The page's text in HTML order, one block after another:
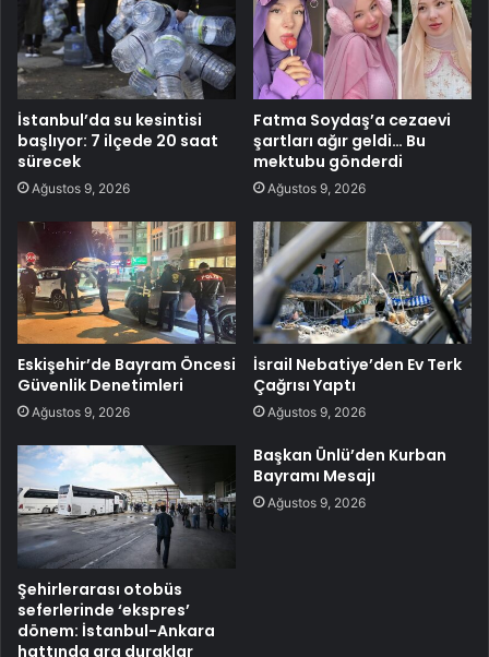
İstanbul’da su kesintisi
başlıyor: 7 ilçede 20 saat
sürecek
Ağustos 9, 2026
Fatma Soydaş’a cezaevi
şartları ağır geldi… Bu
mektubu gönderdi
Ağustos 9, 2026
Eskişehir’de Bayram Öncesi
Güvenlik Denetimleri
Ağustos 9, 2026
İsrail Nebatiye’den Ev Terk
Çağrısı Yaptı
Ağustos 9, 2026
Şehirlerarası otobüs
seferlerinde ‘ekspres’
dönem: İstanbul-Ankara
hattında ara duraklar
Başkan Ünlü’den Kurban
Bayramı Mesajı
Ağustos 9, 2026